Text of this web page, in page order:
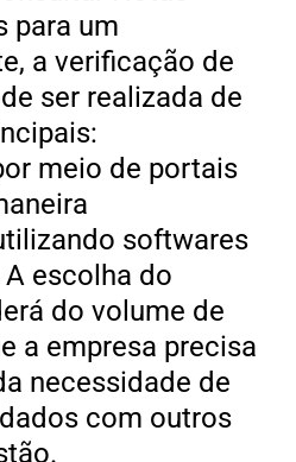
para um
a verificação de
ser realizada de
meio de portais
softwares
escolha do
do volume de
a empresa precisa
necessidade de
com outros